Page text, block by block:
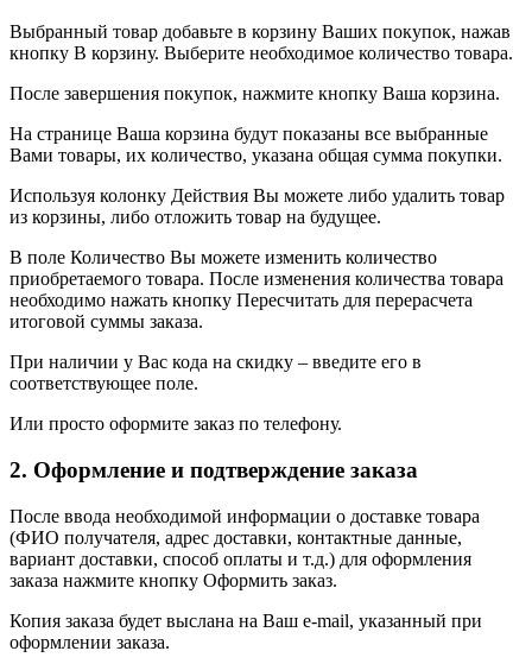
Выбранный товар добавьте в корзину Ваших покупок, нажав
кнопку В корзину. Выберите необходимое количество товара.
После завершения покупок, нажмите кнопку Ваша корзина.
На странице Ваша корзина будут показаны все выбранные
Вами товары, их количество, указана общая сумма покупки.
Используя колонку Действия Вы можете либо удалить товар
из корзины, либо отложить товар на будущее.
В поле Количество Вы можете изменить количество
приобретаемого товара. После изменения количества товара
необходимо нажать кнопку Пересчитать для перерасчета
итоговой суммы заказа.
При наличии у Вас кода на скидку – введите его в
соответствующее поле.
Или просто оформите заказ по телефону.
2. Оформление и подтверждение заказа
После ввода необходимой информации о доставке товара
(ФИО получателя, адрес доставки, контактные данные,
вариант доставки, способ оплаты и т.д.) для оформления
заказа нажмите кнопку Оформить заказ.
Копия заказа будет выслана на Ваш e-mail, указанный при
оформлении заказа.